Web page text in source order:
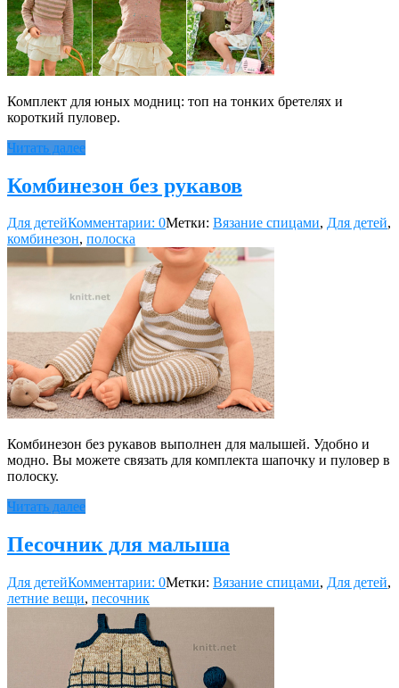
Комплект для юных модниц: топ на тонких бретелях и
короткий пуловер.
Читать далее
Комбинезон без рукавов
Для детейКомментарии: 0Метки: Вязание спицами, Для детей,
комбинезон, полоска
Комбинезон без рукавов выполнен для малышей. Удобно и
модно. Вы можете связать для комплекта шапочку и пуловер в
полоску.
Читать далее
Песочник для малыша
Для детейКомментарии: 0Метки: Вязание спицами, Для детей,
летние вещи, песочник